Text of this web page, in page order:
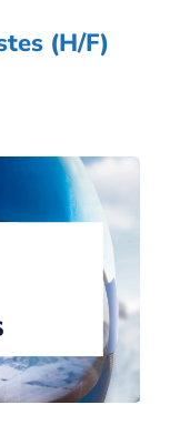
(H/F)